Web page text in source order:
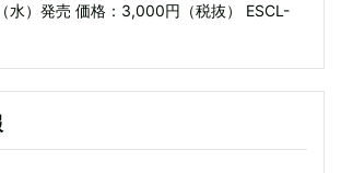
水）発売 価格：3,000円（税抜） ESCL-